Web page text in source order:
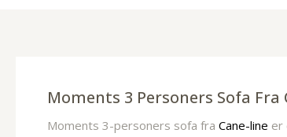
Moments 3 Personers Sofa Fra
Moments 3-personers sofa fra Cane-line er